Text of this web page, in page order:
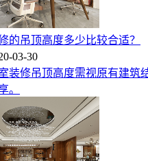
的吊顶高度多少比较合适？
03-30
装修吊顶高度需视原有建筑
。